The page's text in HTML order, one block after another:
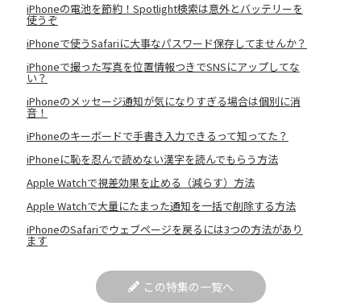
iPhoneの電池を節約！Spotlight検索は意外とバッテリーを
使うぞ
iPhoneで使うSafariに大事なパスワード保存してませんか？
iPhoneで撮った写真を位置情報つきでSNSにアップしてな
い？
iPhoneのメッセージ通知が気になりすぎる場合は個別に消
音！
iPhoneのキーボードで手書き入力できるって知ってた？
iPhoneに恥を忍んで読めない漢字を読んでもらう方法
Apple Watchで視差効果を止める（減らす）方法
Apple Watchで大量にたまった通知を一括で削除する方法
iPhoneのSafariでウェブページを戻るには3つの方法があり
ます
この特集の一覧へ